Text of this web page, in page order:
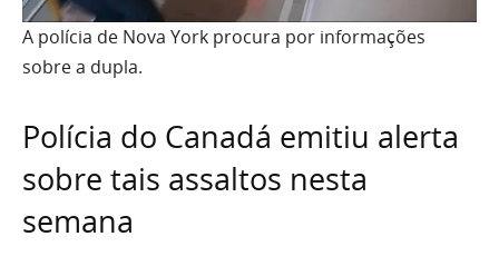
A polícia de Nova York procura por informações
sobre a dupla.
Polícia do Canadá emitiu alerta
sobre tais assaltos nesta
semana